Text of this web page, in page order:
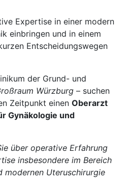
Expertise in einer modern
einbringen und in einem
Entscheidungswegen
der Grund- und
Würzburg – suchen
Zeitpunkt einen Oberarzt
Gynäkologie und
über operative Erfahrung
insbesondere im Bereich
modernen Uteruschirurgie